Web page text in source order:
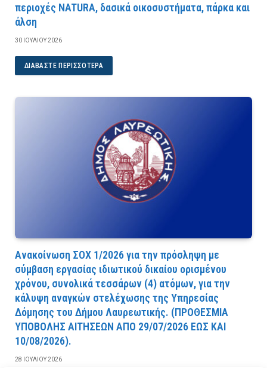
περιοχές NATURA, δασικά οικοσυστήματα, πάρκα και
άλση
30 ΙΟΥΛΊΟΥ 2026
ΔΙΑΒΆΣΤΕ ΠΕΡΙΣΣΌΤΕΡΑ
Ανακοίνωση ΣΟΧ 1/2026 για την πρόσληψη με
σύμβαση εργασίας ιδιωτικού δικαίου ορισμένου
χρόνου, συνολικά τεσσάρων (4) ατόμων, για την
κάλυψη αναγκών στελέχωσης της Υπηρεσίας
Δόμησης του Δήμου Λαυρεωτικής. (ΠPOΘEΣMIA
YΠOBOΛHΣ AITHΣEΩN AΠO 29/07/2026 EΩΣ KAI
10/08/2026).
28 ΙΟΥΛΊΟΥ 2026